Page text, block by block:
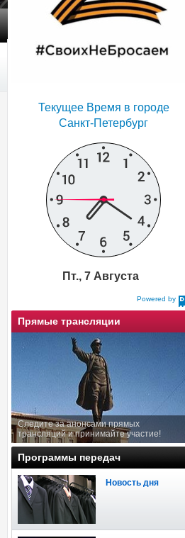
Powered by
DaysPedia.com
Текущее Время в городе
Санкт-Петербург
Пт., 7 Августа
Прямые трансляции
Следите за анонсами прямых
трансляций и принимайте участие!
Программы передач
Новость дня